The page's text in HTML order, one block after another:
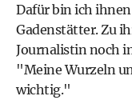
Dafür bin ich
Gadenstätter. Zu
Journalistin noch
"Meine Wurzeln
wichtig."